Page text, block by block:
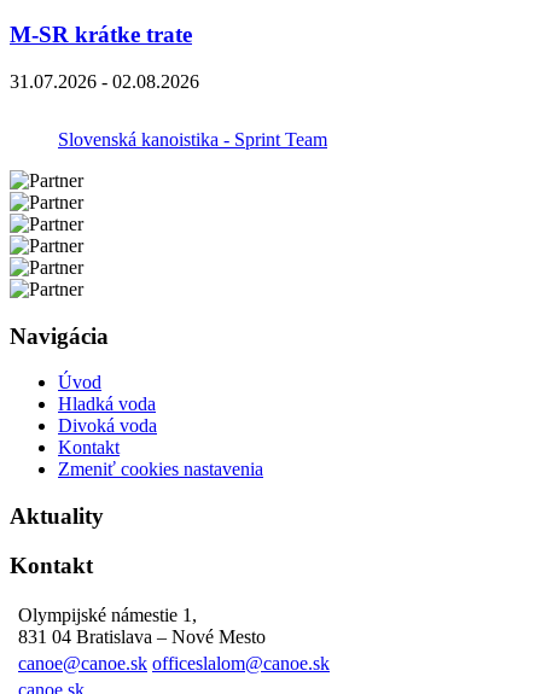
M-SR krátke trate
31.07.2026 - 02.08.2026
Slovenská kanoistika - Sprint Team
Navigácia
Úvod
Hladká voda
Divoká voda
Kontakt
Zmeniť cookies nastavenia
Aktuality
Kontakt
Olympijské námestie 1,
831 04 Bratislava – Nové Mesto
canoe@canoe.sk officeslalom@canoe.sk